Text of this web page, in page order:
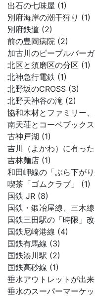
出石の七味屋 (1)
別府海岸の潮干狩り (1)
別府鉄道 (2)
前の豊岡病院 (2)
加古川のピープルバー
北区と須磨区の分区 (1)
北神急行電鉄 (1)
北野坂のCROSS (3)
北野天神谷の滝 (2)
協和木材とファミリー
南天荘とコーベブック
古神戸湖 (1)
吉川（よかわ）に有っ
吉林麺店 (1)
和田岬線の「ぶら下が
喫茶「ゴムクラブ」 (1)
国鉄 JR (8)
国鉄・鍛冶屋線、三木
国鉄三田駅の「時限」
国鉄尼崎港線 (4)
国鉄有馬線 (3)
国鉄湊川駅 (2)
国鉄高砂線 (1)
垂水アウトレットが出
垂水のスーパーマーケ